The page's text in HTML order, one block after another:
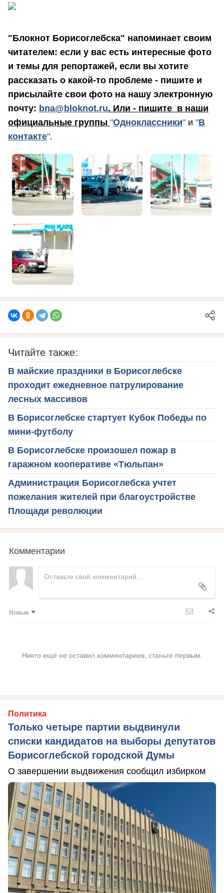
"Блокнот Борисоглебска" напоминает своим
читателем: если у вас есть интересные фото
и темы для репортажей, если вы хотите
рассказать о какой-то проблеме - пишите и
присылайте свои фото на нашу электронную
почту: bna@bloknot.ru. Или - пишите в наши
официальные группы "Одноклассники" и "В
контакте".
Читайте также:
В майские праздники в Борисоглебске
проходит ежедневное патрулирование
лесных массивов
В Борисоглебске стартует Кубок Победы по
мини-футболу
В Борисоглебске произошел пожар в
гаражном кооперативе «Тюльпан»
Администрация Борисоглебска учтет
пожелания жителей при благоустройстве
Площади революции
Комментарии
Новые
Никто ещё не оставил комментариев, станьте первым.
Политика
Только четыре партии выдвинули
списки кандидатов на выборы депутатов
Борисоглебской городской Думы
О завершении выдвижения сообщил избирком